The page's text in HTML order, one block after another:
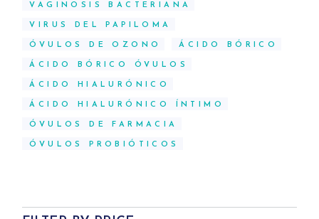
VAGINOSIS BACTERIANA
VIRUS DEL PAPILOMA
ÓVULOS DE OZONO ÁCIDO BÓRICO
ÁCIDO BÓRICO ÓVULOS
ÁCIDO HIALURÓNICO
ÁCIDO HIALURÓNICO ÍNTIMO
ÓVULOS DE FARMACIA
ÓVULOS PROBIÓTICOS